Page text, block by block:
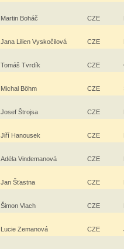
Martin Boháč CZE
Jana Lilien Vyskočilová CZE
Tomáš Tvrdík CZE
Michal Böhm CZE
Josef Štrojsa CZE
Jiří Hanousek CZE
Adéla Vindemanová CZE
Jan Šťastna CZE
Šimon Vlach CZE
Lucie Zemanová CZE